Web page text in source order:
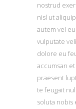
nostrud
nisl ut
autem vel
vulputate
dolore eu
accumsan
praesent
te feugait
soluta nobis